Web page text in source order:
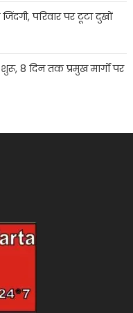
परिवार पर टूटा दुखों
8 दिन तक प्रमुख मार्गों पर